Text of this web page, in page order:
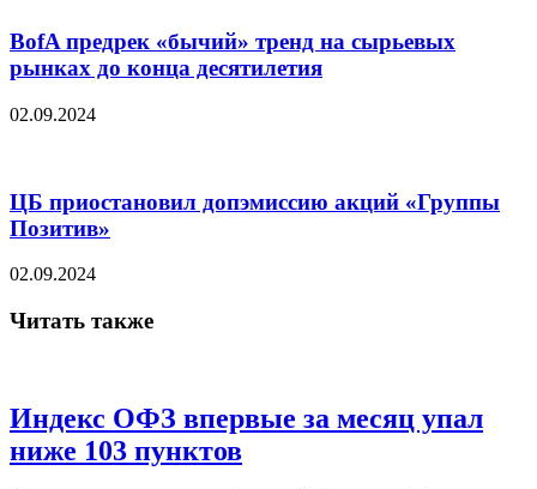
BofA предрек «бычий» тренд на сырьевых
рынках до конца десятилетия
02.09.2024
ЦБ приостановил допэмиссию акций «Группы
Позитив»
02.09.2024
Читать также
Индекс ОФЗ впервые за месяц упал
ниже 103 пунктов